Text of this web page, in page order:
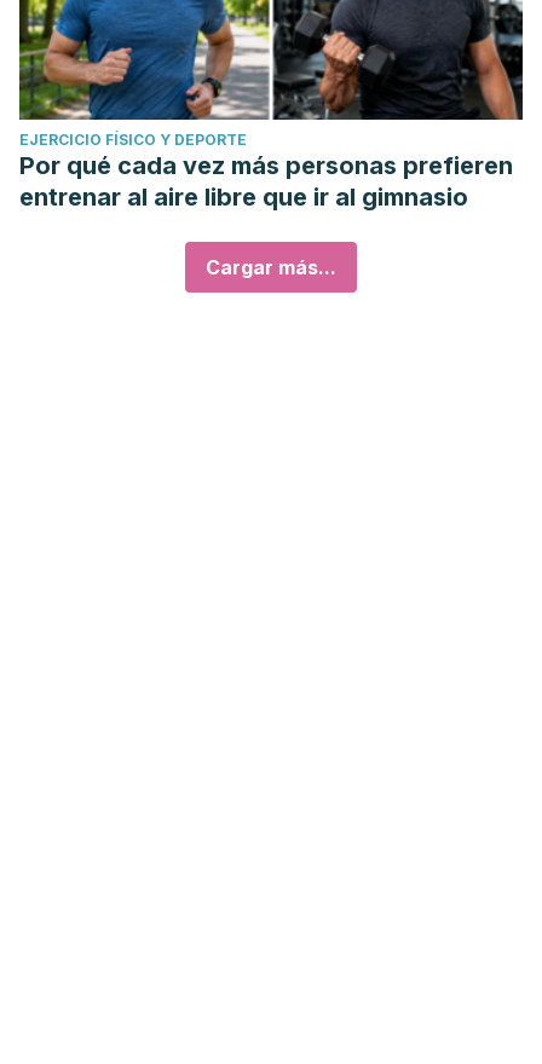
EJERCICIO FÍSICO Y DEPORTE
Por qué cada vez más personas prefieren
entrenar al aire libre que ir al gimnasio
Cargar más...